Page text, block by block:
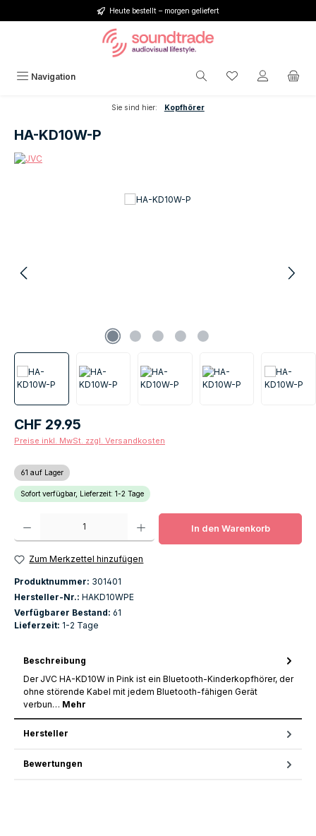
Zum Hauptinhalt springenHeute bestellt – morgen geliefert
Navigation Du hast 0
Sie sind hier: Kopfhörer
HA-KD10W-P
Regulärer Preis:
CHF 29.95
Preise inkl. MwSt. zzgl. Versandkosten
61 auf Lager
Sofort verfügbar, Lieferzeit: 1-2 Tage
Produkt Anzahl: Gib den gewünschten Wert ein oder benutze die
In den Warenkorb
Zum Merkzettel hinzufügen
Produktnummer: 301401
Hersteller-Nr.: HAKD10WPE
Verfügbarer Bestand: 61
Lieferzeit: 1-2 Tage
Beschreibung
Der JVC HA-KD10W in Pink ist ein Bluetooth-Kinderkopfhörer, der
ohne störende Kabel mit jedem Bluetooth-fähigen Gerät
verbun… Mehr
Hersteller
Bewertungen